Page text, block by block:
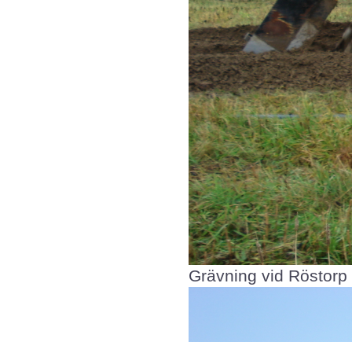
Grävning vid Röstorp